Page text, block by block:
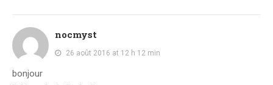
nocmyst
26 août 2016 at 12 h 12 min
bonjour